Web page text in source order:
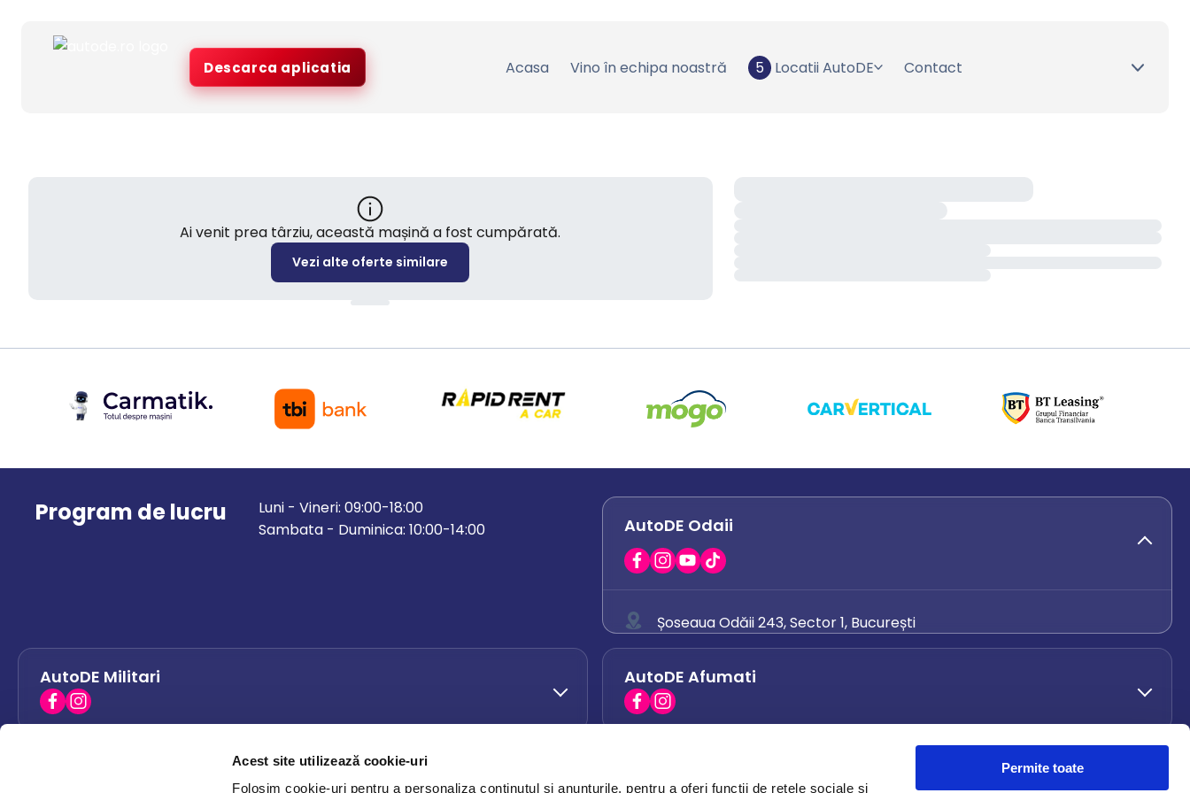
Acest site utilizează cookie-uri
Folosim cookie-uri pentru a personaliza conținutul și anunțurile, pentru a oferi funcții de rețele sociale și
Permite toate
Descarca aplicatia Acasa Vino în echipa noastră 5 Locatii AutoDE Contact
Ai venit prea târziu, această mașină a fost cumpărată.
Vezi alte oferte similare
Program de lucru
Luni - Vineri: 09:00-18:00
Sambata - Duminica: 10:00-14:00
AutoDE Odaii
Șoseaua Odăii 243, Sector 1, București
0742 444 194
office.odaii@autode.ro
AutoDE Militari AutoDE Afumati